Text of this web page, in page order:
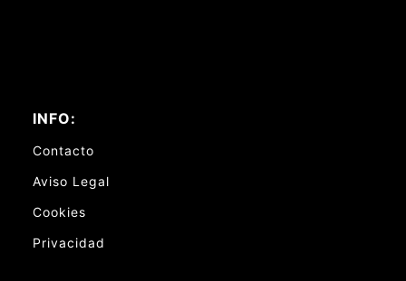
INFO:
Contacto
Aviso Legal
Cookies
Privacidad